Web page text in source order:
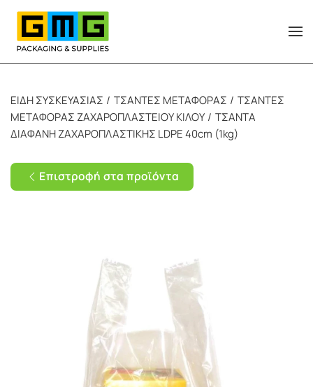
Skip to main content
ΕΙΔΗ ΣΥΣΚΕΥΑΣΙΑΣ ΤΣΑΝΤΕΣ ΜΕΤΑΦΟΡΑΣ
ΤΣΑΝΤΕΣ
ΜΕΤΑΦΟΡΑΣ ΖΑΧΑΡΟΠΛΑΣΤΕΙΟΥ ΚΙΛΟΥ
ΤΣΑΝΤΑ
ΔΙΑΦΑΝΗ ΖΑΧΑΡΟΠΛΑΣΤΙΚΗΣ LDPE 40cm (1kg)
Επιστροφή στα προϊόντα